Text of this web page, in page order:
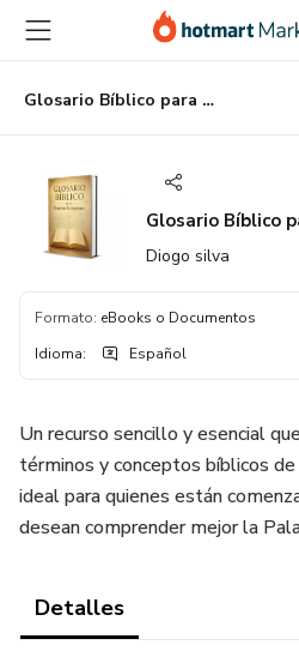
principal
página
de
página
Glosario Bíblico para Nuevos Creyentes
Glosario Bíblico
Diogo silva
Formato: eBooks o Documentos
Idioma: Español
Un recurso sencillo y esencial
términos y conceptos bíblicos
ideal para quienes están
desean comprender mejor la
Detalles